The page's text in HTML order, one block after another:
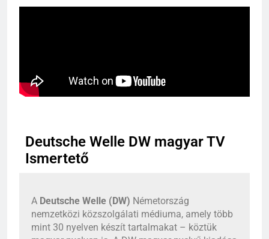
Deutsche Welle DW magyar TV
Ismertető
A Deutsche Welle (DW) Németország
nemzetközi közszolgálati médiuma, amely több
mint 30 nyelven készít tartalmakat – köztük